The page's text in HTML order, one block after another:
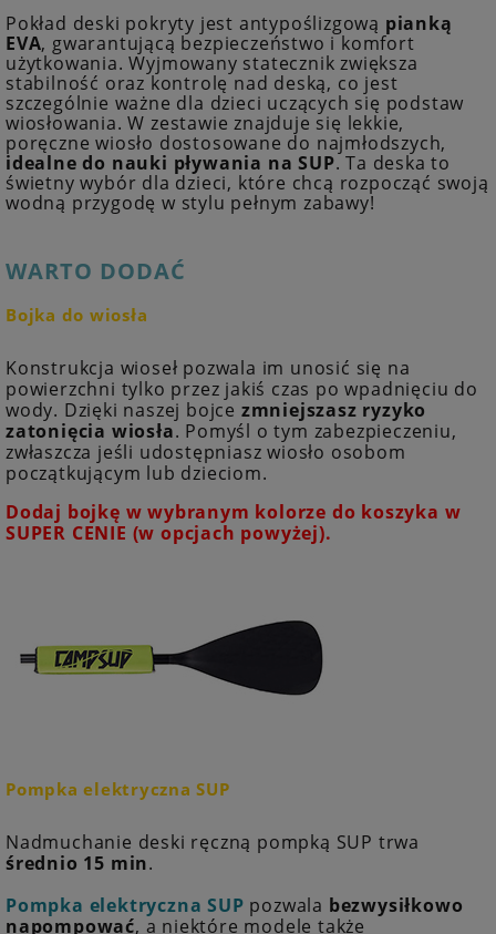
Pokład deski pokryty jest antypoślizgową pianką
EVA, gwarantującą bezpieczeństwo i komfort
użytkowania. Wyjmowany statecznik zwiększa
stabilność oraz kontrolę nad deską, co jest
szczególnie ważne dla dzieci uczących się podstaw
wiosłowania. W zestawie znajduje się lekkie,
poręczne wiosło dostosowane do najmłodszych,
idealne do nauki pływania na SUP. Ta deska to
świetny wybór dla dzieci, które chcą rozpocząć swoją
wodną przygodę w stylu pełnym zabawy!
WARTO DODAĆ
Bojka do wiosła
Konstrukcja wioseł pozwala im unosić się na
powierzchni tylko przez jakiś czas po wpadnięciu do
wody. Dzięki naszej bojce zmniejszasz ryzyko
zatonięcia wiosła. Pomyśl o tym zabezpieczeniu,
zwłaszcza jeśli udostępniasz wiosło osobom
początkującym lub dzieciom.
Dodaj bojkę w wybranym kolorze do koszyka w
SUPER CENIE (w opcjach powyżej).
Pompka elektryczna SUP
Nadmuchanie deski ręczną pompką SUP trwa
średnio 15 min.
Pompka elektryczna SUP pozwala bezwysiłkowo
napompować, a niektóre modele także